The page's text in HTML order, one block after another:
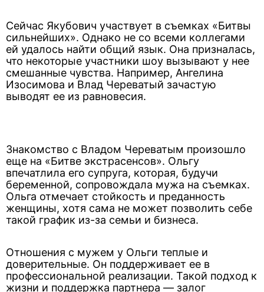
Сейчас Якубович участвует в съемках «Битвы
сильнейших». Однако не со всеми коллегами
ей удалось найти общий язык. Она призналась,
что некоторые участники шоу вызывают у нее
смешанные чувства. Например, Ангелина
Изосимова и Влад Череватый зачастую
выводят ее из равновесия.
Знакомство с Владом Череватым произошло
еще на «Битве экстрасенсов». Ольгу
впечатлила его супруга, которая, будучи
беременной, сопровождала мужа на съемках.
Ольга отмечает стойкость и преданность
женщины, хотя сама не может позволить себе
такой график из-за семьи и бизнеса.
Отношения с мужем у Ольги теплые и
доверительные. Он поддерживает ее в
профессиональной реализации. Такой подход к
жизни и поддержка партнера — залог